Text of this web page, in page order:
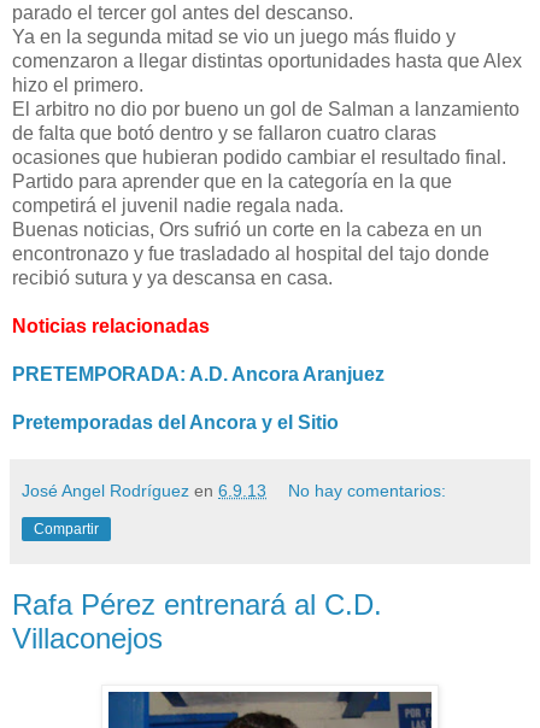
parado el tercer gol antes del descanso.
Ya en la segunda mitad se vio un juego más fluido y
comenzaron a llegar distintas oportunidades hasta que Alex
hizo el primero.
El arbitro no dio por bueno un gol de Salman a lanzamiento
de falta que botó dentro y se fallaron cuatro claras
ocasiones que hubieran podido cambiar el resultado final.
Partido para aprender que en la categoría en la que
competirá el juvenil nadie regala nada.
Buenas noticias, Ors sufrió un corte en la cabeza en un
encontronazo y fue trasladado al hospital del tajo donde
recibió sutura y ya descansa en casa.
Noticias relacionadas
PRETEMPORADA: A.D. Ancora Aranjuez
Pretemporadas del Ancora y el Sitio
José Angel Rodríguez en 6.9.13 No hay comentarios:
Compartir
Rafa Pérez entrenará al C.D.
Villaconejos